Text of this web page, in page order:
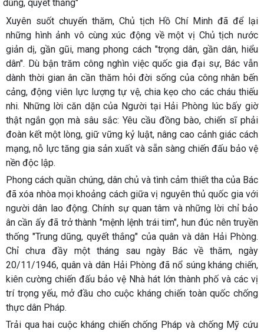
dũng, quyết thắng"
Xuyên suốt chuyến thăm, Chủ tịch Hồ Chí Minh đã để lại
những hình ảnh vô cùng xúc động về một vị Chủ tịch nước
giản dị, gần gũi, mang phong cách "trọng dân, gần dân, hiểu
dân". Dù bận trăm công nghìn việc quốc gia đại sự, Bác vẫn
dành thời gian ân cần thăm hỏi đời sống của công nhân bến
cảng, động viên lực lượng tự vệ, chia kẹo cho các cháu thiếu
nhi. Những lời căn dặn của Người tại Hải Phòng lúc bấy giờ
thật ngắn gọn mà sâu sắc: Yêu cầu đồng bào, chiến sĩ phải
đoàn kết một lòng, giữ vững kỷ luật, nâng cao cảnh giác cách
mạng, nỗ lực tăng gia sản xuất và sẵn sàng chiến đấu bảo vệ
nền độc lập.
Phong cách quần chúng, dân chủ và tình cảm thiết tha của Bác
đã xóa nhòa mọi khoảng cách giữa vị nguyên thủ quốc gia với
người dân lao động. Chính sự quan tâm và những lời chỉ bảo
ân cần ấy đã trở thành "mệnh lệnh trái tim", hun đúc nên truyền
thống "Trung dũng, quyết thắng" của quân và dân Hải Phòng.
Chỉ chưa đầy một tháng sau ngày Bác về thăm, ngày
20/11/1946, quân và dân Hải Phòng đã nổ súng kháng chiến,
kiên cường chiến đấu bảo vệ Nhà hát lớn thành phố và các vị
trí trọng yếu, mở đầu cho cuộc kháng chiến toàn quốc chống
thực dân Pháp.
Trải qua hai cuộc kháng chiến chống Pháp và chống Mỹ cứu